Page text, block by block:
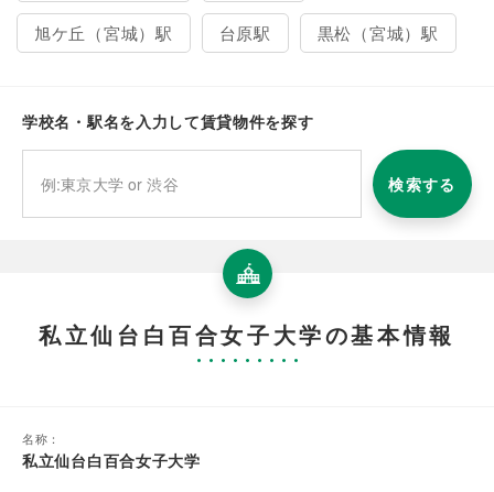
旭ケ丘（宮城）駅 台原駅 黒松（宮城）駅
学校名・駅名を入力して賃貸物件を探す
検索する
私立仙台白百合女子大学の基本情報
名称：
私立仙台白百合女子大学